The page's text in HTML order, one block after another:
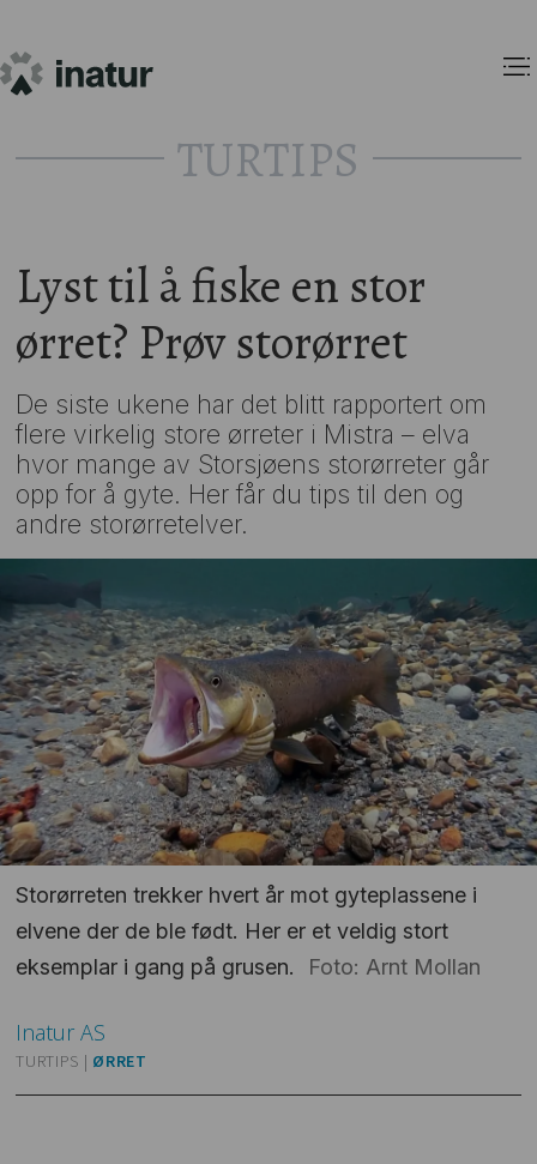
TURTIPS
Lyst til å fiske en stor
ørret? Prøv storørret
De siste ukene har det blitt rapportert om
flere virkelig store ørreter i Mistra – elva
hvor mange av Storsjøens storørreter går
opp for å gyte. Her får du tips til den og
andre storørretelver.
Storørreten trekker hvert år mot gyteplassene i
elvene der de ble født. Her er et veldig stort
eksemplar i gang på grusen.
Foto: Arnt Mollan
Inatur AS
TURTIPS | ØRRET